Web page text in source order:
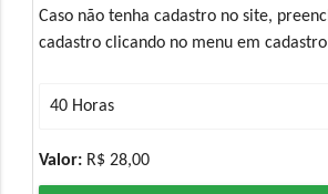
Caso não tenha cadastro no site,
cadastro clicando no menu em
Valor: R$ 28,00